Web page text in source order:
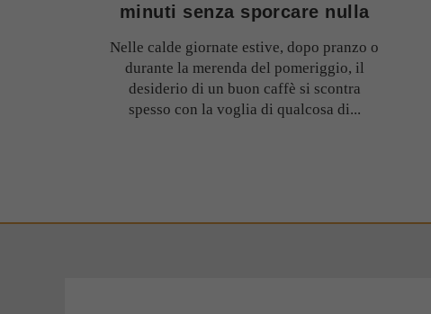
minuti senza sporcare nulla
Nelle calde giornate estive, dopo pranzo o
durante la merenda del pomeriggio, il
desiderio di un buon caffè si scontra
spesso con la voglia di qualcosa di...